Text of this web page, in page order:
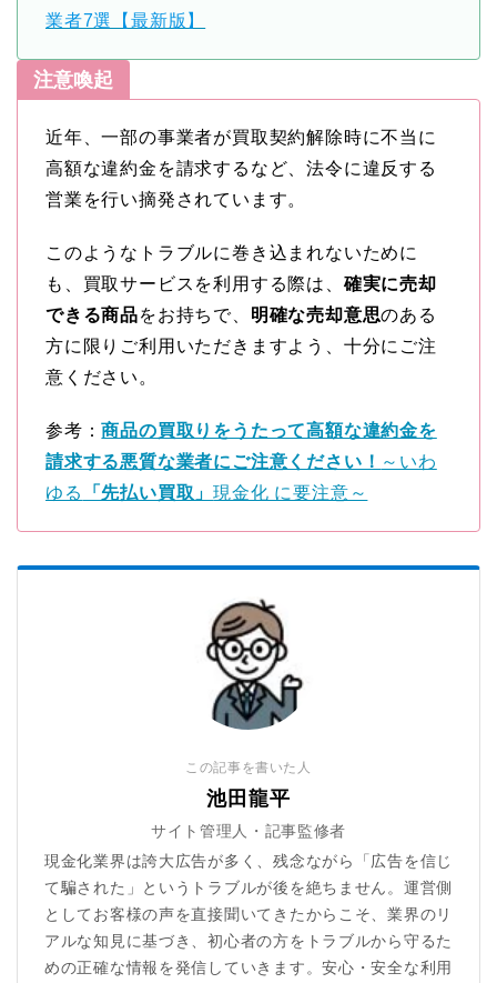
業者7選【最新版】
注意喚起
近年、一部の事業者が買取契約解除時に不当に
高額な違約金を請求するなど、法令に違反する
営業を行い摘発されています。
このようなトラブルに巻き込まれないために
も、買取サービスを利用する際は、 確実に売却
できる商品をお持ちで、 明確な売却意思のある
方に限りご利用いただきますよう、十分にご注
意ください。
参考：商品の買取りをうたって高額な違約金を
請求する悪質な業者にご注意ください！ ～いわ
ゆる
「先払い買取」現金化 に要注意～
この記事を書いた人
池田龍平
サイト管理人・記事監修者
現金化業界は誇大広告が多く、残念ながら「広告を信じ
て騙された」というトラブルが後を絶ちません。運営側
としてお客様の声を直接聞いてきたからこそ、業界のリ
アルな知見に基づき、初心者の方をトラブルから守るた
めの正確な情報を発信していきます。安心・安全な利用